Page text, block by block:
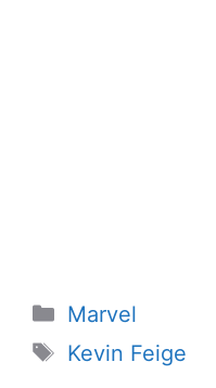
Categorias
Marvel
Tags
Kevin Feige